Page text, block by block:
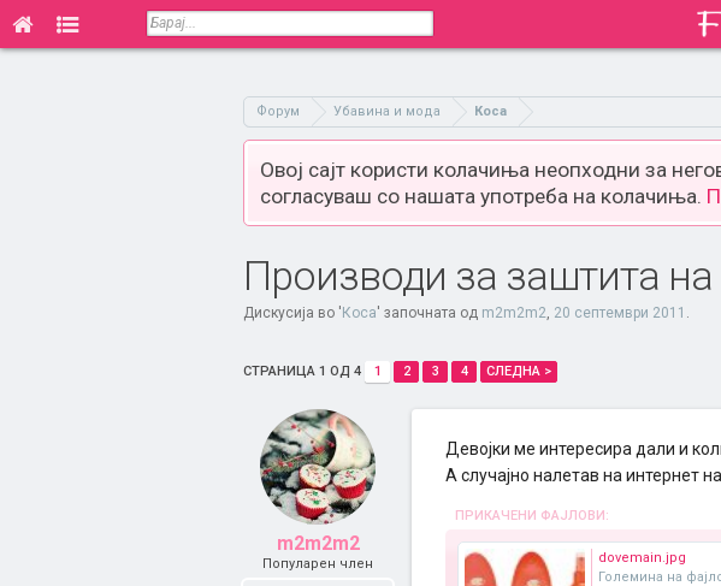
Форум Убавина и мода Коса
Овој сајт користи колачиња неопходни за
согласуваш со нашата употреба на колачиња.
Производи за заштита
Дискусија во ' Коса' започната од m2m2m2, 20 септември 2011 .
СТРАНИЦА 1 ОД 4 1 2 3 4 СЛЕДНА >
m2m2m2
Популарен член
Девојки ме интересира дали и
А случајно налетав на интернет
ПРИКАЧЕНИ ФАЈЛОВИ:
dovemain.jpg
Големина на